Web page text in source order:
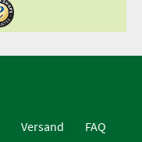
Versand
FAQ